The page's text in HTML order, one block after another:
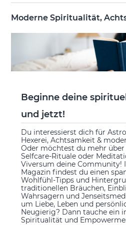
Moderne Spiritualität,
Beginne deine
und jetzt!
Du interessierst dich für
Hexerei, Achtsamkeit &
Oder möchtest du mehr
Selfcare-Rituale oder
Viversum deine Community!
Magazin findest du einen
Wohlfühl-Tipps und
traditionellen Bräuchen,
Wahrsagern und
um Liebe, Leben und
Neugierig? Dann tauche ein
Spiritualität und